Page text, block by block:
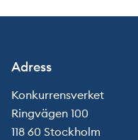
Adress
Konkurrensverket
Ringvägen 100
118 60 Stockholm